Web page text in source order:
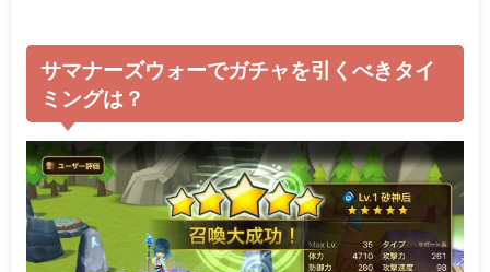
サマナーズウォーでガチャを引くべきタイ
ミングは？